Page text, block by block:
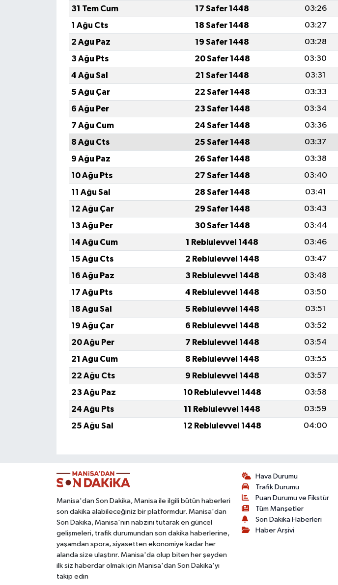
31 Tem Cum
17 Safer 1448 03:26
1 Ağu Cts
18 Safer 1448 03:27
2 Ağu Paz
19 Safer 1448 03:28
3 Ağu Pts
20 Safer 1448 03:30
4 Ağu Sal
21 Safer 1448 03:31
5 Ağu Çar
22 Safer 1448 03:33
6 Ağu Per
23 Safer 1448 03:34
7 Ağu Cum
24 Safer 1448 03:36
8 Ağu Cts
25 Safer 1448 03:37
9 Ağu Paz
26 Safer 1448 03:38
10 Ağu Pts
27 Safer 1448 03:40
11 Ağu Sal
28 Safer 1448 03:41
12 Ağu Çar
29 Safer 1448 03:43
13 Ağu Per
30 Safer 1448 03:44
14 Ağu Cum
1 Rebiulevvel 1448 03:46
15 Ağu Cts
2 Rebiulevvel 1448 03:47
16 Ağu Paz
3 Rebiulevvel 1448 03:48
17 Ağu Pts
4 Rebiulevvel 1448 03:50
18 Ağu Sal
5 Rebiulevvel 1448 03:51
19 Ağu Çar
6 Rebiulevvel 1448 03:52
20 Ağu Per
7 Rebiulevvel 1448 03:54
21 Ağu Cum
8 Rebiulevvel 1448 03:55
22 Ağu Cts
9 Rebiulevvel 1448 03:57
23 Ağu Paz
10 Rebiulevvel 1448 03:58
24 Ağu Pts
11 Rebiulevvel 1448 03:59
25 Ağu Sal
12 Rebiulevvel 1448 04:00
Manisa'dan Son Dakika, Manisa ile ilgili bütün haberleri
son dakika alabileceğiniz bir platformdur. Manisa'dan
Son Dakika, Manisa'nın nabzını tutarak en güncel
gelişmeleri, trafik durumundan son dakika haberlerine,
yaşamdan spora, siyasetten ekonomiye kadar her
alanda size ulaştırır. Manisa'da olup biten her şeyden
ilk siz haberdar olmak için Manisa'dan Son Dakika'yı
takip edin
Hava Durumu
Trafik Durumu
Puan Durumu ve Fikstür
Tüm Manşetler
Son Dakika Haberleri
Haber Arşivi